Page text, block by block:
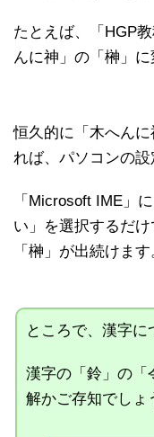
たとえば、「HGP
んに神」の「榊」に
恒久的に「木へん
れば、パソコンの設
「Microsoft IME」
い」を選択するだ
「榊」が出続けます
ところで、漢字
漢字の「鈴」の「
解かご存知でしょ